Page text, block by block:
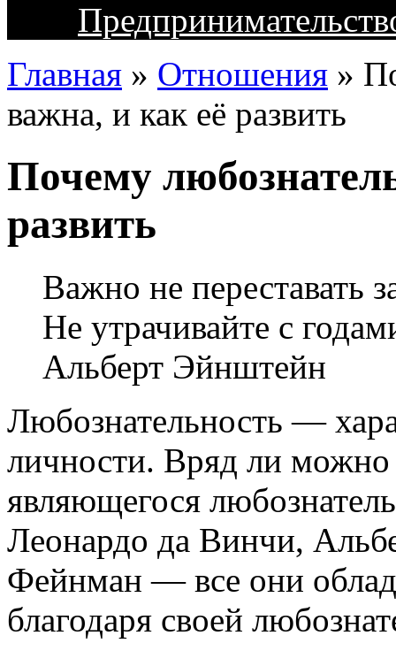
Главная » Отношения »
важна, и как её развить
Почему
развить
Важно не переставать
Не утрачивайте с
Альберт Эйнштейн
Любознательность —
личности. Вряд ли можно
являющегося
Леонардо да Винчи,
Фейнман — все они
благодаря своей